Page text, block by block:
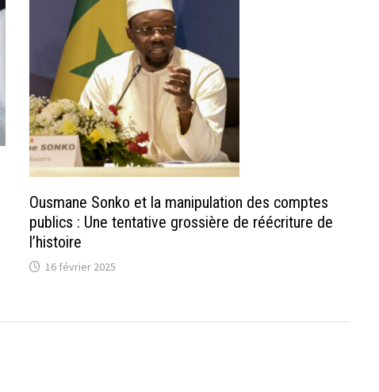
Ousmane Sonko et la manipulation des comptes
publics : Une tentative grossière de réécriture de
l’histoire
16 février 2025